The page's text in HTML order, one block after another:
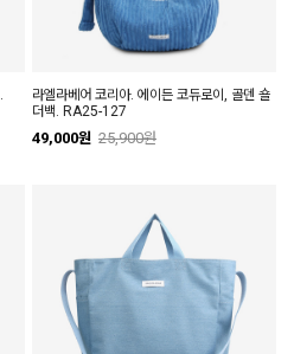
라엘라베어 코리아. 에이든 코듀로이, 골덴 숄
더백. RA25-127
49,000원 25,900원